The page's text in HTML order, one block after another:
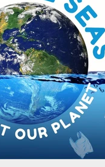
nutzen starke,
über dem Meer,
Temperaturunterschied
und kaltem
kann zur
verwendet werden!
ein Bruchteil der
genutzt, doch
Energien aus dem Meer
für eine
Zukunft spielen.